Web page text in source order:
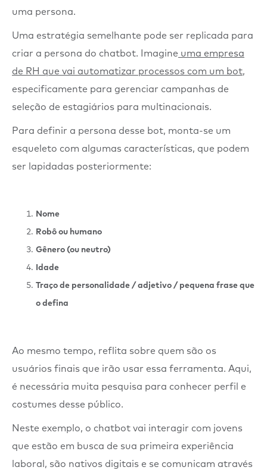
uma persona.
Uma estratégia semelhante pode ser replicada para
criar a persona do chatbot. Imagine uma empresa
de RH que vai automatizar processos com um bot,
especificamente para gerenciar campanhas de
seleção de estagiários para multinacionais.
Para definir a persona desse bot, monta-se um
esqueleto com algumas características, que podem
ser lapidadas posteriormente:
Nome
Robô ou humano
Gênero (ou neutro)
Idade
Traço de personalidade / adjetivo / pequena frase que
o defina
Ao mesmo tempo, reflita sobre quem são os
usuários finais que irão usar essa ferramenta. Aqui,
é necessária muita pesquisa para conhecer perfil e
costumes desse público.
Neste exemplo, o chatbot vai interagir com jovens
que estão em busca de sua primeira experiência
laboral, são nativos digitais e se comunicam através